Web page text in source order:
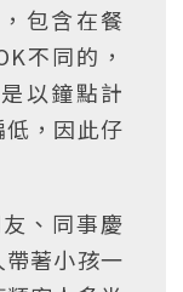
包含在餐
不同的，
以鐘點計
，因此仔
、同事慶
著小孩一